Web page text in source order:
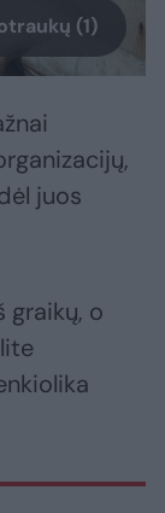
(1)
juos
graikų, o